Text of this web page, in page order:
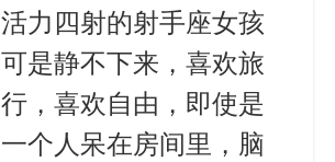
活力四射的射手座女孩
可是静不下来，喜欢旅
行，喜欢自由，即使是
一个人呆在房间里，脑